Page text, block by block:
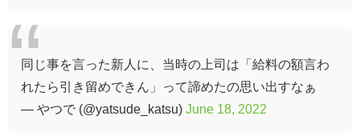
同じ事を言った新人に、当時の上司は「給料の額言わ
れたら引き留めできん」って諦めたの思い出すなぁ
— やつで (@yatsude_katsu) June 18, 2022